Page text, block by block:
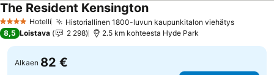
4 Tähtiluokitus
Hotelli Historiallinen 1800-luvun kaupunkitalon viehätys
The Resident Kensington
8,5 Loistava 2 298 2.5 km kohteesta Hyde Park
Alkaen 82 €